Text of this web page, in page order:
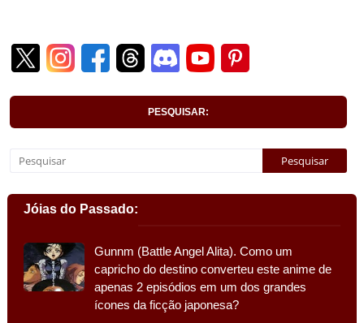
PESQUISAR:
Jóias do Passado:
Gunnm (Battle Angel Alita). Como um
capricho do destino converteu este anime de
apenas 2 episódios em um dos grandes
ícones da ficção japonesa?